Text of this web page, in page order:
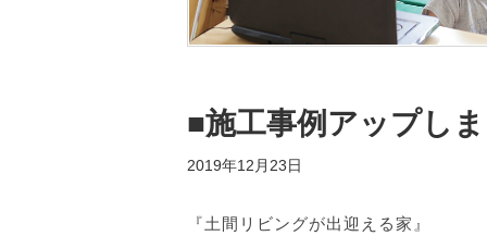
■施工事例アップし
2019年12月23日
『土間リビングが出迎える家』